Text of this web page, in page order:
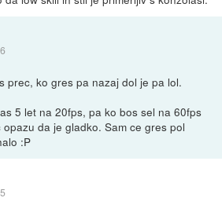
prec, ko gres pa nazaj dol je pa lol.
5 let na 20fps, pa ko bos sel na 60fps
da je gladko. Sam ce gres pol
:P